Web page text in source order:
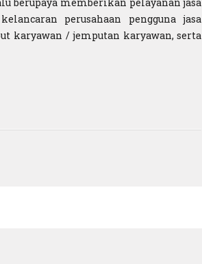
perusahaan pengguna jasa
karyawan / jemputan karyawan, serta